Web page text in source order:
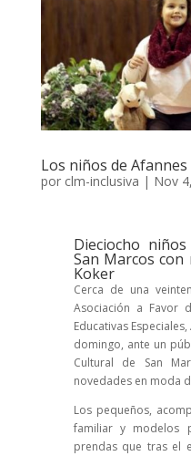
Los niños de
por clm-inclusiva | Nov
Dieciocho
San Marcos
Koker
Cerca de una
Asociación a Favor
Educativas
domingo, ante un
Cultural de San
novedades en moda
Los pequeños,
familiar y modelos
prendas que tras el